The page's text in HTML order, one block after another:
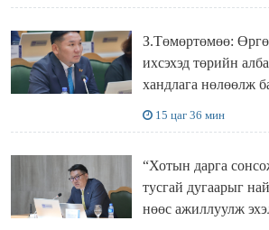
З.Төмөртөмөө:
ихсэхэд төрийн
хандлага нөлөөлж
15 цаг 36 мин
“Хотын дарга
тусгай дугаарыг
нөөс ажиллуулж